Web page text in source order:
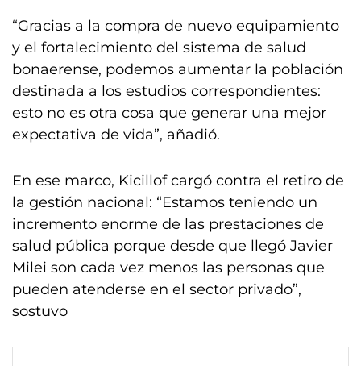
“Gracias a la compra de nuevo equipamiento
y el fortalecimiento del sistema de salud
bonaerense, podemos aumentar la población
destinada a los estudios correspondientes:
esto no es otra cosa que generar una mejor
expectativa de vida”, añadió.
En ese marco, Kicillof cargó contra el retiro de
la gestión nacional: “Estamos teniendo un
incremento enorme de las prestaciones de
salud pública porque desde que llegó Javier
Milei son cada vez menos las personas que
pueden atenderse en el sector privado”,
sostuvo